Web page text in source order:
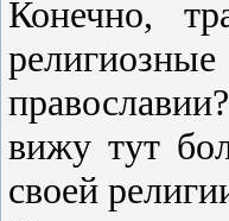
Конечно,
вижу тут
своей